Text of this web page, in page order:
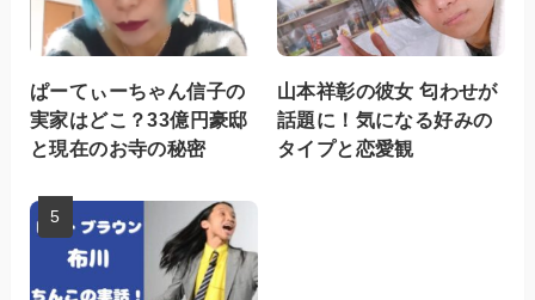
ぱーてぃーちゃん信子の
実家はどこ？33億円豪邸
と現在のお寺の秘密
山本祥彰の彼女 匂わせが
話題に！気になる好みの
タイプと恋愛観